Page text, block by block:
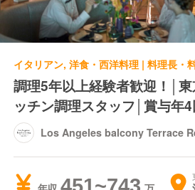
調理5年以上経験者歓迎！│
ッチン調理スタッフ│賞与年
Los Angeles balcony Terrace